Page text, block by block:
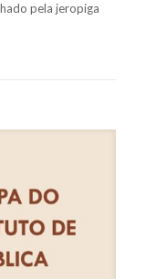
pela jeropiga